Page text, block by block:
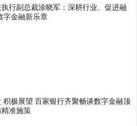
行副总裁涂晓军：深耕行业、促进融
字金融新乐章
积极展望 百家银行齐聚畅谈数字金融顶
精准施策